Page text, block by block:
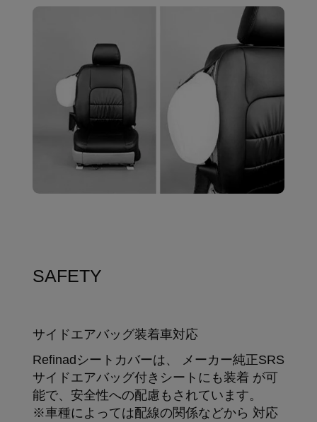
SAFETY
サイドエアバッグ装着車対応
Refinadシートカバーは、 メーカー純正SRS
サイドエアバッグ付きシートにも装着 が可
能で、安全性への配慮もされています。
※車種によっては配線の関係などから 対応